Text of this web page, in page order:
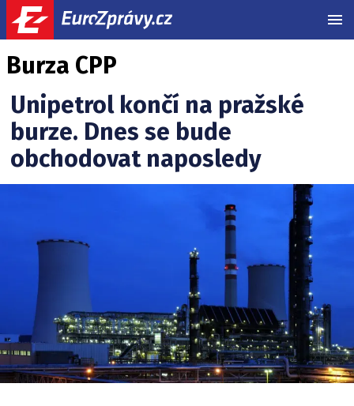
Burza CPP
Unipetrol končí na pražské
burze. Dnes se bude
obchodovat naposledy